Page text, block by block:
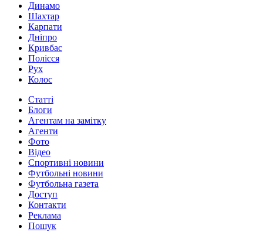
Динамо
Шахтар
Карпати
Дніпро
Кривбас
Полісся
Рух
Колос
Статті
Блоги
Агентам на замітку
Агенти
Фото
Відео
Спортивні новини
Футбольні новини
Футбольна газета
Доступ
Контакти
Реклама
Пошук